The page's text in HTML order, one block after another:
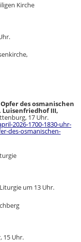
Kirche
des osmanischen
Luisenfriedhof III,
17 Uhr.
2026-1700-1830-uhr-
des-osmanischen-
um 13 Uhr.
15 Uhr.